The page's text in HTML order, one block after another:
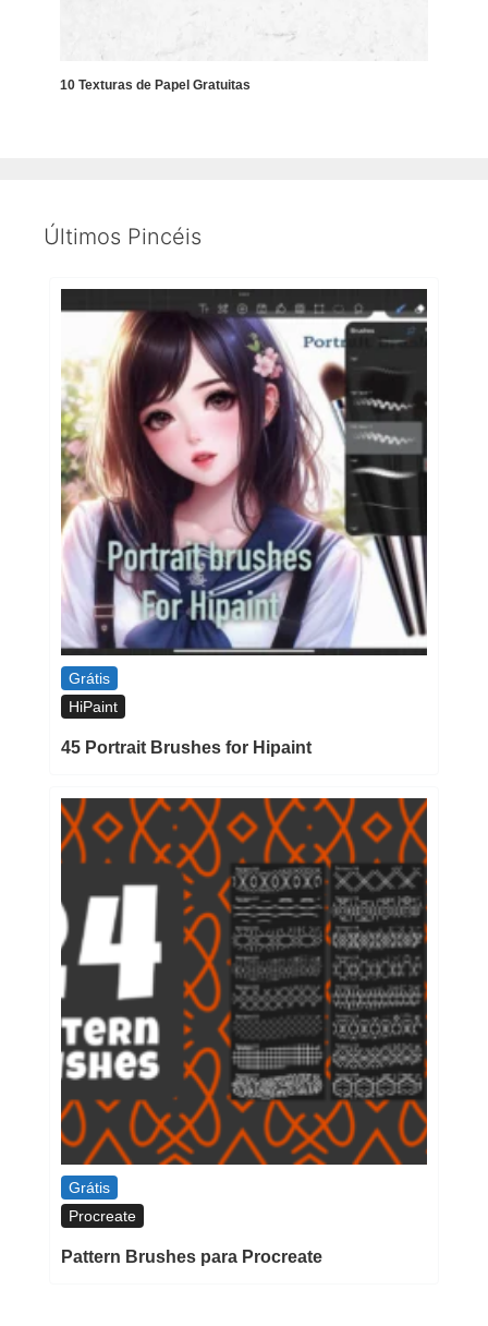
10 Texturas de Papel Gratuitas
Últimos Pincéis
Grátis
HiPaint
45 Portrait Brushes for Hipaint
Grátis
Procreate
Pattern Brushes para Procreate